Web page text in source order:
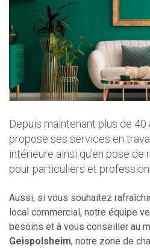
Depuis maintenant plus de 40
propose ses services en
intérieure ainsi qu’en pose
pour particuliers et
Aussi, si vous souhaitez
local commercial, notre équipe
besoins et à vous conseiller au
Geispolsheim, notre zone de